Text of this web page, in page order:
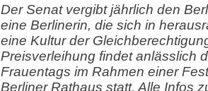
Der Senat vergibt jährlich den
eine Berlinerin, die sich in
eine Kultur der
Preisverleihung findet anlässlich
Frauentags im Rahmen einer
Berliner Rathaus statt. Alle Infos